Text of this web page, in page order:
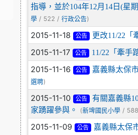
指導，並於104年12月14日(星
學 / 522 /行政公告)
2015-11-18 公告 更改11/22「
2015-11-17 公告 11/22「牽手
2015-11-16 公告 嘉義縣太保
選聘)
2015-11-10 公告
有關嘉義縣
家踴躍參與。
(新埤國民小學 /
2015-11-09 公告 嘉義縣太保